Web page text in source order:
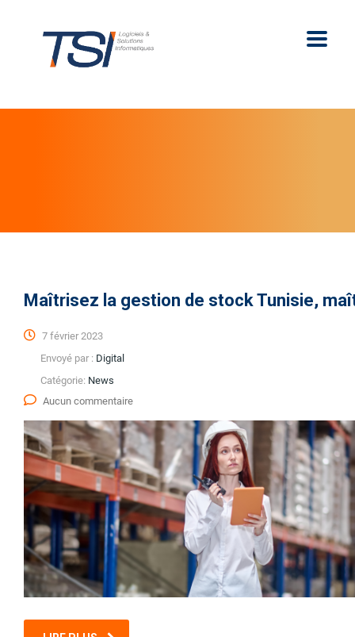
Maîtrisez la gestion de stock Tunisie,
7 février 2023
Envoyé par : Digital
Catégorie: News
Aucun commentaire